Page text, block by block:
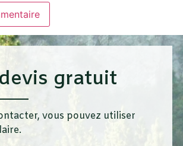
gratuit
vous pouvez utiliser